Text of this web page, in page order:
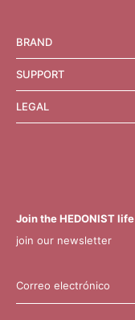
BRAND
SUPPORT
LEGAL
Join the HEDONIST life
join our newsletter